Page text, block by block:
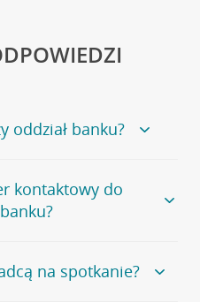
oddział banku?
banku, zapraszamy na
której znajduje się
kontaktowy do
ogólnego numeru
na spotkanie?